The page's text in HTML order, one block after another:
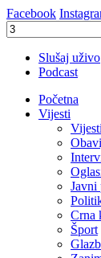
Facebook
Slušaj uživo
Podcast
Početna
Vijesti
Vijesti
Javni
Crna
Šport